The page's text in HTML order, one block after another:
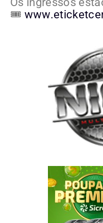
🎟️